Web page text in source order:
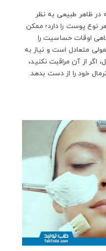
ظاهر طبیعی به نظر
نوع پوست را دارد؛ ممکن
اوقات حساسیت را
متعادل است و نیاز به
اگر از آن مراقبت نکنید،
خود را از دست بدهد.